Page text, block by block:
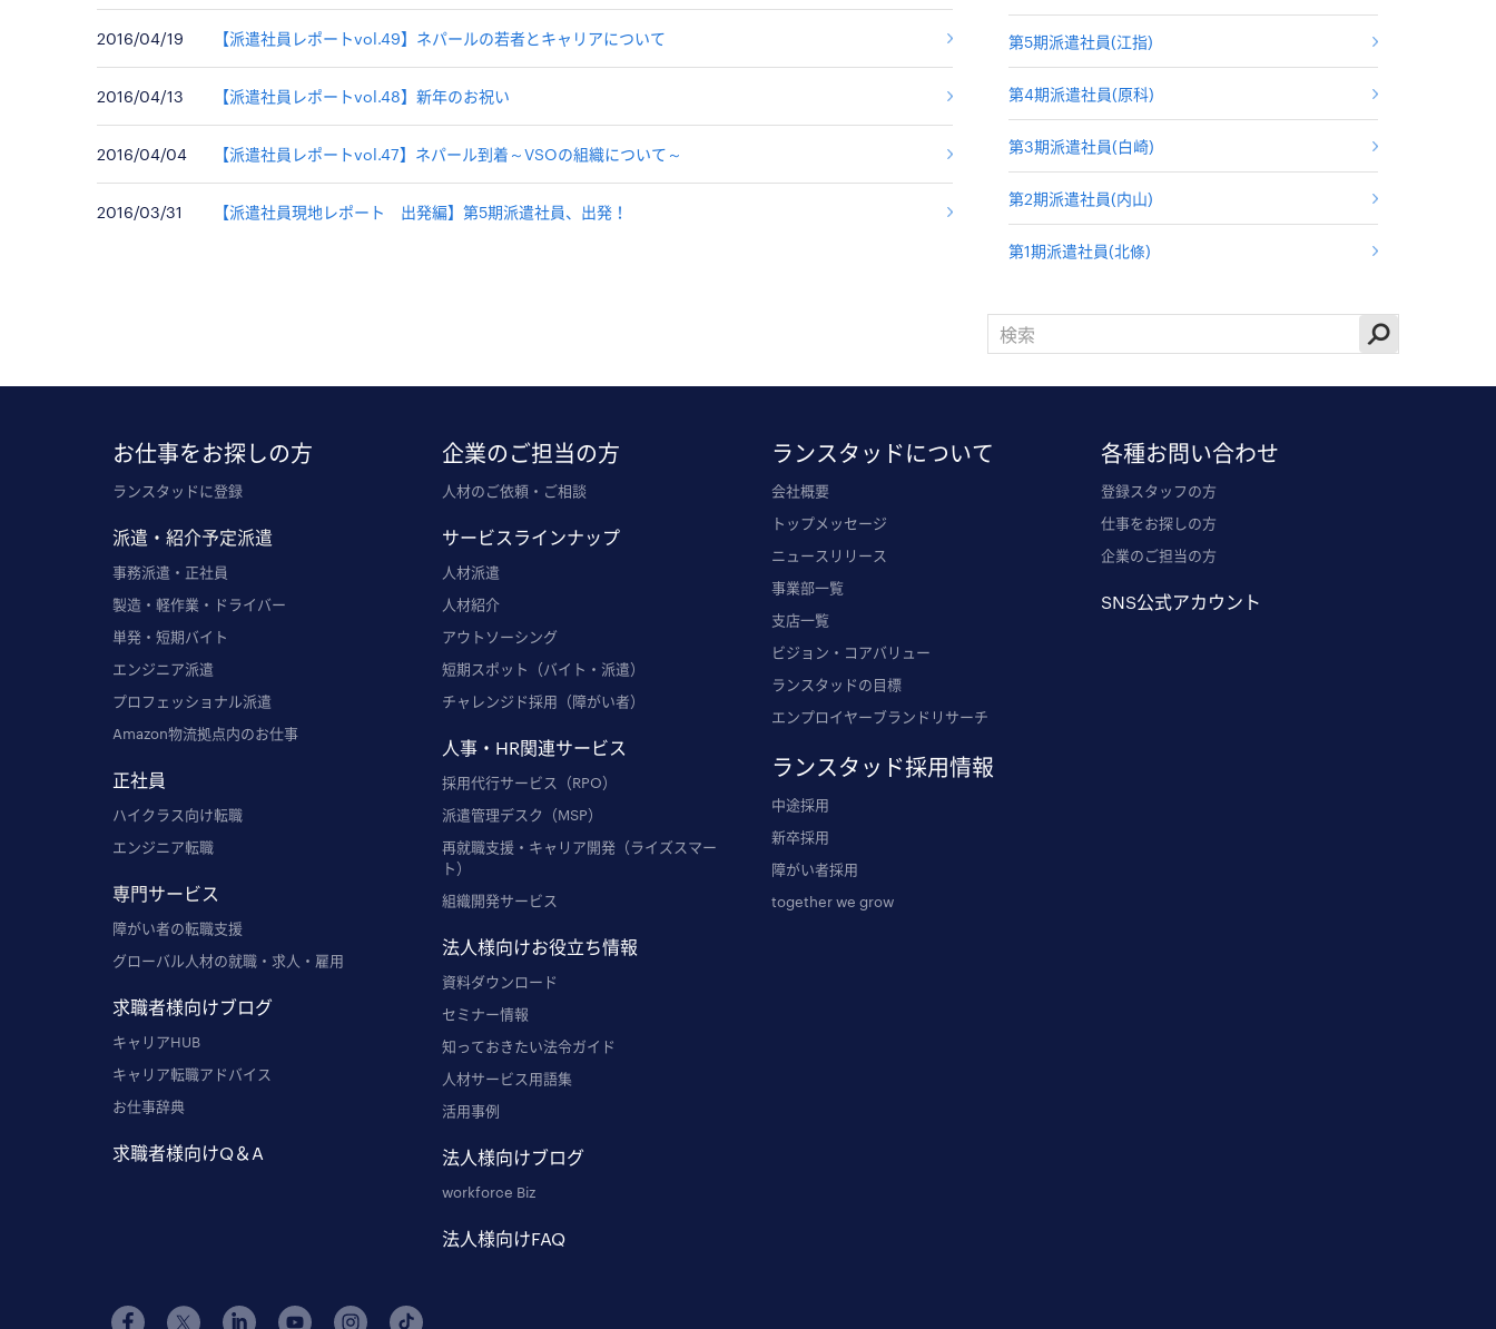
2016/04/19 【派遣社員レポートvol.49】ネパールの若者とキャリアについて
2016/04/13 【派遣社員レポートvol.48】新年のお祝い
2016/04/04 【派遣社員レポートvol.47】ネパール到着～VSOの組織について～
2016/03/31 【派遣社員現地レポート 出発編】第5期派遣社員、出発！
第5期派遣社員(江指)
第4期派遣社員(原科)
第3期派遣社員(白崎)
第2期派遣社員(内山)
第1期派遣社員(北條)
お仕事をお探しの方
ランスタッドに登録
派遣・紹介予定派遣
事務派遣・正社員
製造・軽作業・ドライバー
単発・短期バイト
エンジニア派遣
プロフェッショナル派遣
Amazon物流拠点内のお仕事
正社員
ハイクラス向け転職
エンジニア転職
専門サービス
障がい者の転職支援
グローバル人材の就職・求人・雇用
求職者様向けブログ
キャリアHUB
キャリア転職アドバイス
お仕事辞典
求職者様向けQ＆A
企業のご担当の方
人材のご依頼・ご相談
サービスラインナップ
人材派遣
人材紹介
アウトソーシング
短期スポット（バイト・派遣）
チャレンジド採用（障がい者）
人事・HR関連サービス
採用代行サービス（RPO）
派遣管理デスク（MSP）
再就職支援・キャリア開発（ライズスマー
ト）
組織開発サービス
法人様向けお役立ち情報
資料ダウンロード
セミナー情報
知っておきたい法令ガイド
人材サービス用語集
活用事例
法人様向けブログ
workforce Biz
法人様向けFAQ
ランスタッドについて
会社概要
トップメッセージ
ニュースリリース
事業部一覧
支店一覧
ビジョン・コアバリュー
ランスタッドの目標
エンプロイヤーブランドリサーチ
ランスタッド採用情報
中途採用
新卒採用
障がい者採用
together we grow
各種お問い合わせ
登録スタッフの方
仕事をお探しの方
企業のご担当の方
SNS公式アカウント